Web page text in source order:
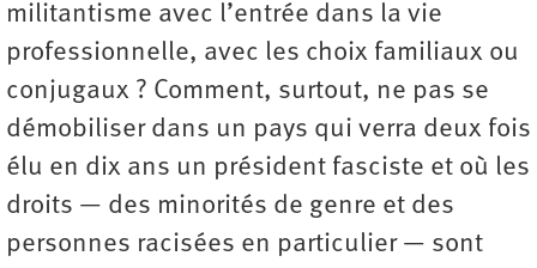
militantisme avec l’entrée dans la vie
professionnelle, avec les choix familiaux ou
conjugaux ? Comment, surtout, ne pas se
démobiliser dans un pays qui verra deux fois
élu en dix ans un président fasciste et où les
droits — des minorités de genre et des
personnes racisées en particulier — sont